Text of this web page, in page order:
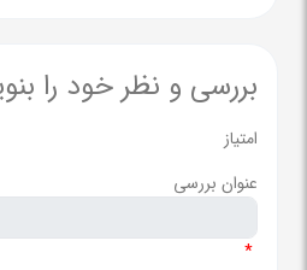
بررسی و نظر خود را
امتیاز
عنوان بررسی
*